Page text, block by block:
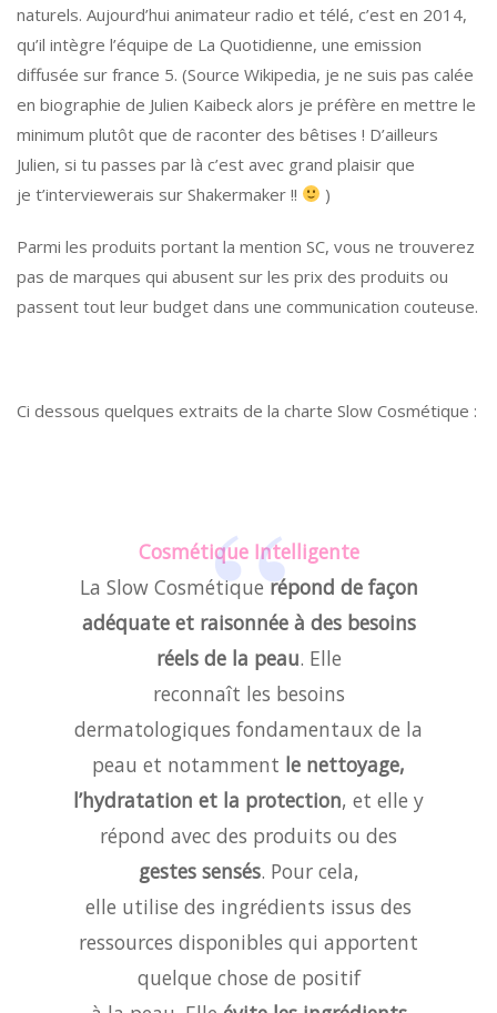
naturels. Aujourd’hui animateur radio et télé, c’est en 2014,
qu’il intègre l’équipe de La Quotidienne, une emission
diffusée sur france 5. (Source Wikipedia, je ne suis pas calée
en biographie de Julien Kaibeck alors je préfère en mettre le
minimum plutôt que de raconter des bêtises ! D’ailleurs
Julien, si tu passes par là c’est avec grand plaisir que
je t’interviewerais sur Shakermaker !!
)
Parmi les produits portant la mention SC, vous ne trouverez
pas de marques qui abusent sur les prix des produits ou
passent tout leur budget dans une communication couteuse.
Ci dessous quelques extraits de la charte Slow Cosmétique :
Cosmétique Intelligente
La Slow Cosmétiquerépond de façon
adéquate et raisonnée à des besoins
réels de la peau. Elle
reconnaît les besoins
dermatologiques fondamentaux de la
peau et notamment le nettoyage,
l’hydratation et la protection, et elle y
répond avec des produits ou des
gestes sensés. Pour cela,
elle utilise des ingrédients issus des
ressources disponibles qui apportent
quelque chose de positif